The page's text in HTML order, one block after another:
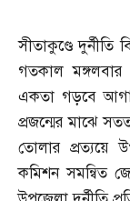
সীতাকুণ্ডে
গতকাল মঙ্গলবার
একতা গড়বে
প্রজন্মের মাঝে
তোলার প্রত্যয়ে
কমিশন সমন্বিত